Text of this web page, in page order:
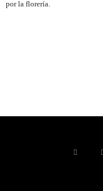
por la florería.